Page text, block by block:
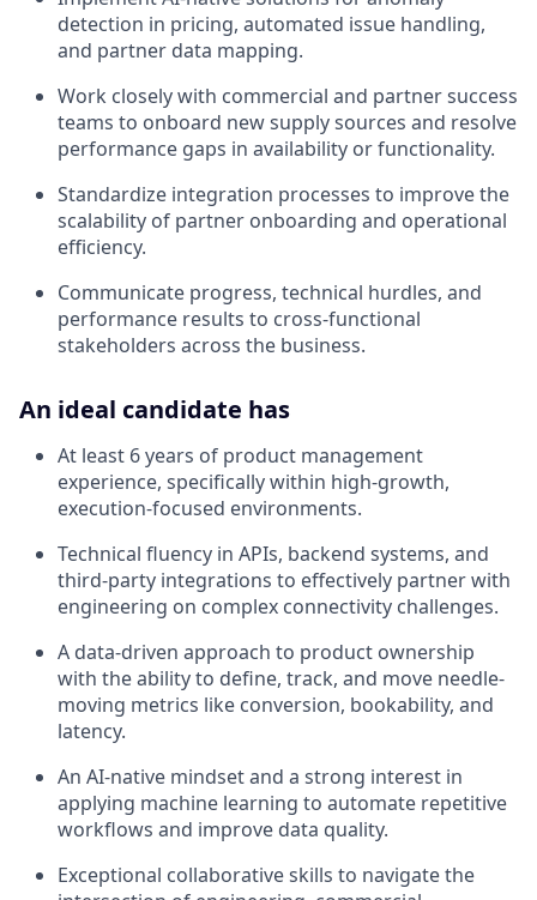
detection in pricing, automated issue handling,
and partner data mapping.
Work closely with commercial and partner success
teams to onboard new supply sources and resolve
performance gaps in availability or functionality.
Standardize integration processes to improve the
scalability of partner onboarding and operational
efficiency.
Communicate progress, technical hurdles, and
performance results to cross-functional
stakeholders across the business.
An ideal candidate has
At least 6 years of product management
experience, specifically within high-growth,
execution-focused environments.
Technical fluency in APIs, backend systems, and
third-party integrations to effectively partner with
engineering on complex connectivity challenges.
A data-driven approach to product ownership
with the ability to define, track, and move needle-
moving metrics like conversion, bookability, and
latency.
An AI-native mindset and a strong interest in
applying machine learning to automate repetitive
workflows and improve data quality.
Exceptional collaborative skills to navigate the